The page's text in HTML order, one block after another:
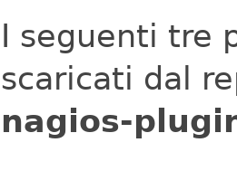
I seguenti tre
scaricati dal
nagios-